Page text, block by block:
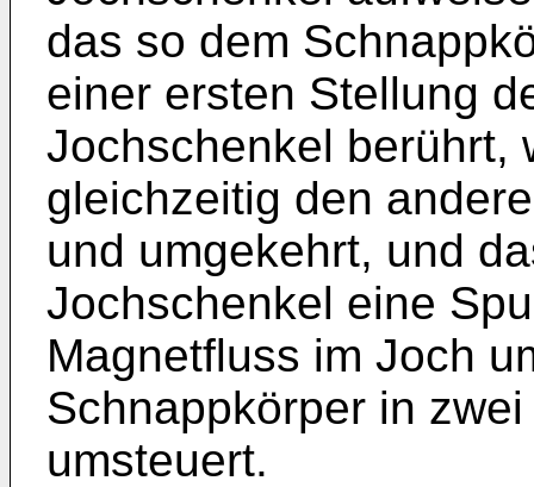
das so dem
einer ersten Stellung
Jochschenkel berührt,
gleichzeitig den
und umgekehrt, und
Jochschenkel eine
Magnetfluss im Joch
Schnappkörper in
umsteuert.